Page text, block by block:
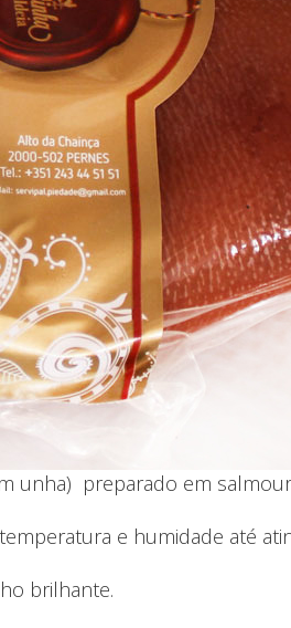
preparado em
e humidade até
brilhante.